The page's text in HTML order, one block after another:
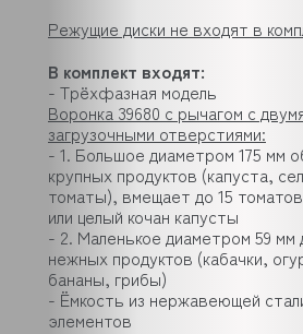
Режущие диски не входят в
В комплект входят:
- Трёхфазная модель
Воронка 39680 с рычагом с
загрузочными отверстиями:
- 1. Большое диаметром 175 мм
крупных продуктов (капуста,
томаты), вмещает до 15
или целый кочан капусты
- 2. Маленькое диаметром 59 мм
нежных продуктов (кабачки,
бананы, грибы)
- Ёмкость из нержавеющей
элементов